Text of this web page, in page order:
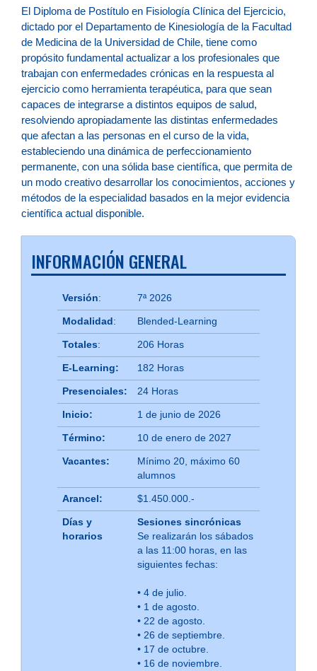
El Diploma de Postítulo en Fisiología Clínica del Ejercicio,
dictado por el Departamento de Kinesiología de la Facultad
de Medicina de la Universidad de Chile, tiene como
propósito fundamental actualizar a los profesionales que
trabajan con enfermedades crónicas en la respuesta al
ejercicio como herramienta terapéutica, para que sean
capaces de integrarse a distintos equipos de salud,
resolviendo apropiadamente las distintas enfermedades
que afectan a las personas en el curso de la vida,
estableciendo una dinámica de perfeccionamiento
permanente, con una sólida base científica, que permita de
un modo creativo desarrollar los conocimientos, acciones y
métodos de la especialidad basados en la mejor evidencia
científica actual disponible.
INFORMACIÓN GENERAL
Versión: 7ª 2026
Modalidad: Blended-Learning
Totales: 206 Horas
E-Learning: 182 Horas
Presenciales: 24 Horas
Inicio: 1 de junio de 2026
Término: 10 de enero de 2027
Vacantes:
Mínimo 20, máximo 60
alumnos
Arancel: $1.450.000.-
Días y
horarios
Sesiones sincrónicas
Se realizarán los sábados
a las 11:00 horas, en las
siguientes fechas:
• 4 de julio.
• 1 de agosto.
• 22 de agosto.
• 26 de septiembre.
• 17 de octubre.
• 16 de noviembre.